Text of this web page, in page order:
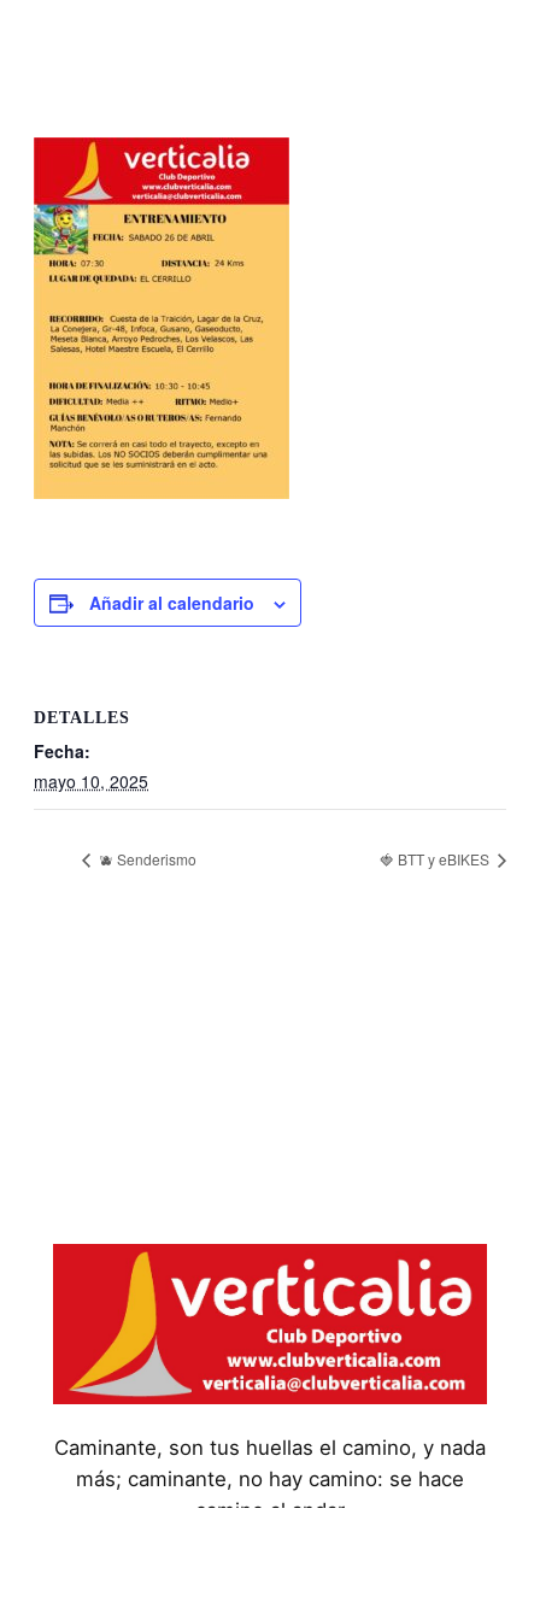
Añadir al calendario
DETALLES
Fecha:
mayo 10, 2025
🫐 Senderismo 🍓 BTT y eBIKES
Caminante, son tus huellas el camino, y nada
más; caminante, no hay camino: se hace
camino al andar